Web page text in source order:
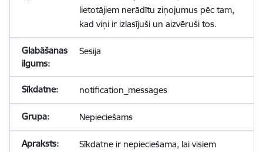
lietotājiem nerādītu ziņojumus pēc tam,
kad viņi ir izlasījuši un aizvēruši tos.
Sesija
notification_messages
Nepieciešams
Sīkdatne ir nepieciešama, lai visiem